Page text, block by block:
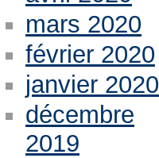
mars 2020
février 2020
janvier 2020
décembre
2019